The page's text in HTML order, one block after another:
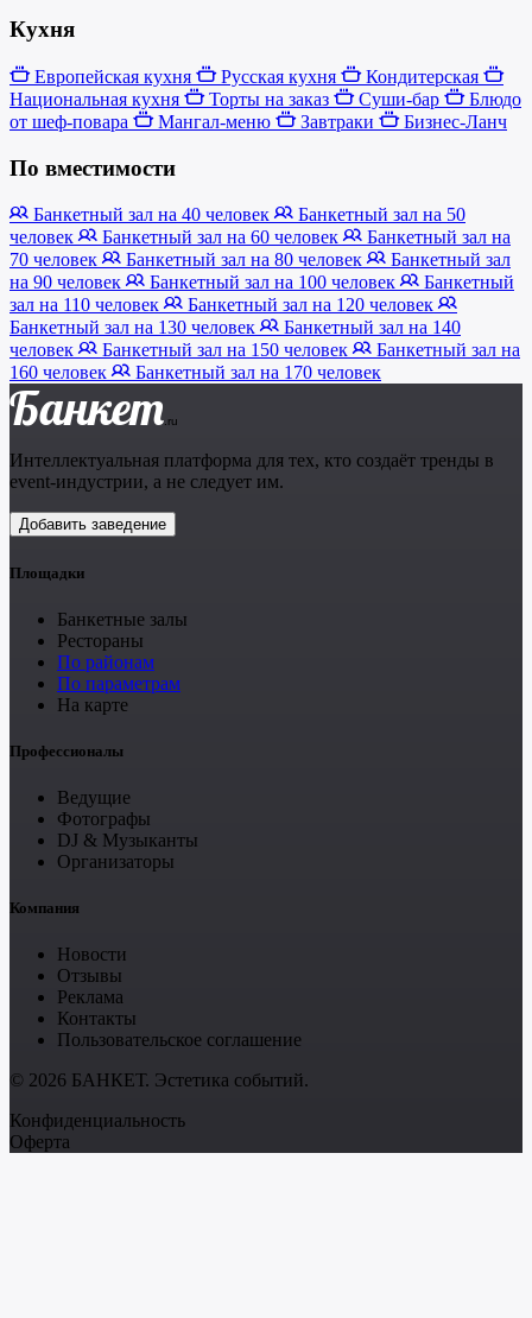
Кухня
Европейская кухня Русская кухня
Кондитерская
Национальная кухня
Торты на заказ Суши-бар
Блюдо
от шеф-повара
Мангал-меню Завтраки Бизнес-Ланч
По вместимости
Банкетный зал на 40 человек
Банкетный зал на 50
человек
Банкетный зал на 60 человек
Банкетный зал на
70 человек
Банкетный зал на 80 человек
Банкетный зал
на 90 человек
Банкетный зал на 100 человек
Банкетный
зал на 110 человек
Банкетный зал на 120 человек
Банкетный зал на 130 человек
Банкетный зал на 140
человек
Банкетный зал на 150 человек
Банкетный зал на
160 человек
Банкетный зал на 170 человек
Банкет.ru
Интеллектуальная платформа для тех, кто создаёт тренды в
event-индустрии, а не следует им.
Добавить заведение
Площадки
Банкетные залы
Рестораны
По районам
По параметрам
На карте
Профессионалы
Ведущие
Фотографы
DJ & Музыканты
Организаторы
Компания
Новости
Отзывы
Реклама
Контакты
Пользовательское соглашение
© 2026 БАНКЕТ. Эстетика событий.
Конфиденциальность
Оферта